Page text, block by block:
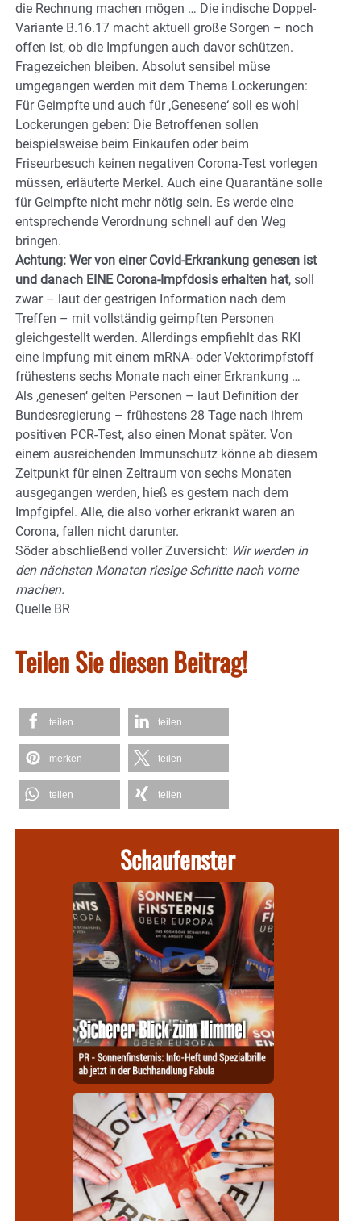
die Rechnung machen mögen … Die indische Doppel-
Variante B.16.17 macht aktuell große Sorgen – noch
offen ist, ob die Impfungen auch davor schützen.
Fragezeichen bleiben. Absolut sensibel müse
umgegangen werden mit dem Thema Lockerungen:
Für Geimpfte und auch für ‚Genesene‘ soll es wohl
Lockerungen geben: Die Betroffenen sollen
beispielsweise beim Einkaufen oder beim
Friseurbesuch keinen negativen Corona-Test vorlegen
müssen, erläuterte Merkel. Auch eine Quarantäne solle
für Geimpfte nicht mehr nötig sein. Es werde eine
entsprechende Verordnung schnell auf den Weg
bringen.
Achtung: Wer von einer Covid-Erkrankung genesen ist
und danach EINE Corona-Impfdosis erhalten hat, soll
zwar – laut der gestrigen Information nach dem
Treffen – mit vollständig geimpften Personen
gleichgestellt werden. Allerdings empfiehlt das RKI
eine Impfung mit einem mRNA- oder Vektorimpfstoff
frühestens sechs Monate nach einer Erkrankung …
Als ‚genesen‘ gelten Personen – laut Definition der
Bundesregierung – frühestens 28 Tage nach ihrem
positiven PCR-Test, also einen Monat später. Von
einem ausreichenden Immunschutz könne ab diesem
Zeitpunkt für einen Zeitraum von sechs Monaten
ausgegangen werden, hieß es gestern nach dem
Impfgipfel. Alle, die also vorher erkrankt waren an
Corona, fallen nicht darunter.
Söder abschließend voller Zuversicht: Wir werden in
den nächsten Monaten riesige Schritte nach vorne
machen.
Quelle BR
Teilen Sie diesen Beitrag!
teilen teilen
merken teilen
teilen teilen
Schaufenster